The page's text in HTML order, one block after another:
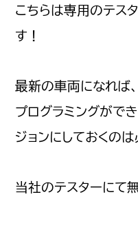
こちらは専用のテス
す！
最新の車両になれば
プログラミングがで
ジョンにしておくの
当社のテスターにて